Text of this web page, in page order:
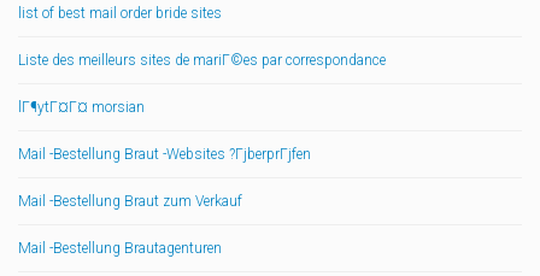
list of best mail order bride sites
Liste des meilleurs sites de mariГ©es par correspondance
lГ¶ytГ¤Г¤ morsian
Mail -Bestellung Braut -Websites ?ГјberprГјfen
Mail -Bestellung Braut zum Verkauf
Mail -Bestellung Brautagenturen